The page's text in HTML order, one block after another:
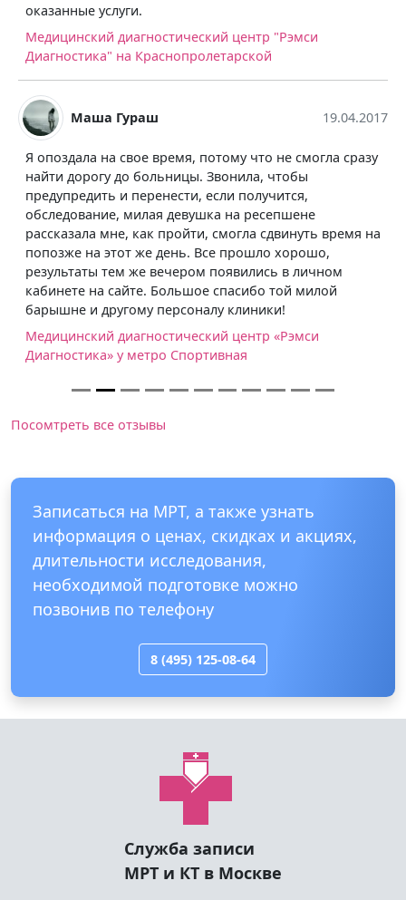
оказанные услуги.
Медицинский диагностический центр "Рэмси
Диагностика" на Краснопролетарской
Маша Гураш 19.04.2017
Я опоздала на свое время, потому что не смогла сразу
найти дорогу до больницы. Звонила, чтобы
предупредить и перенести, если получится,
обследование, милая девушка на ресепшене
рассказала мне, как пройти, смогла сдвинуть время на
попозже на этот же день. Все прошло хорошо,
результаты тем же вечером появились в личном
кабинете на сайте. Большое спасибо той милой
барышне и другому персоналу клиники!
Медицинский диагностический центр «Рэмси
Диагностика» у метро Спортивная
Посомтреть все отзывы
Записаться на МРТ, а также узнать
информация о ценах, скидках и акциях,
длительности исследования,
необходимой подготовке можно
позвонив по телефону
8 (495) 125-08-64
Служба записи
МРТ и КТ в Москве